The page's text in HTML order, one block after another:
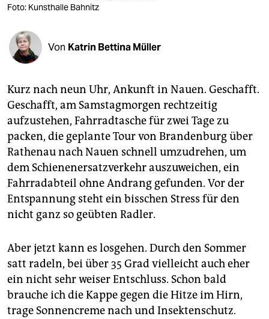
shop
fragen & hilfe
unterstützen
abo
genossenschaft
epaper login
Foto: Kunsthalle Bahnitz
Von Katrin Bettina Müller
Kurz nach neun Uhr, Ankunft in Nauen. Geschafft.
Geschafft, am Samstagmorgen rechtzeitig
aufzustehen, Fahrradtasche für zwei Tage zu
packen, die geplante Tour von Brandenburg über
Rathenau nach Nauen schnell umzudrehen, um
dem Schienenersatzverkehr auszuweichen, ein
Fahrradabteil ohne Andrang gefunden. Vor der
Entspannung steht ein bisschen Stress für den
nicht ganz so geübten Radler.
Aber jetzt kann es losgehen. Durch den Sommer
satt radeln, bei über 35 Grad vielleicht auch eher
ein nicht sehr weiser Entschluss. Schon bald
brauche ich die Kappe gegen die Hitze im Hirn,
trage Sonnencreme nach und Insektenschutz.